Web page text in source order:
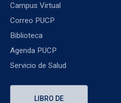
Campus Virtual
Correo PUCP
Biblioteca
Agenda PUCP
Servicio de Salud
LIBRO DE